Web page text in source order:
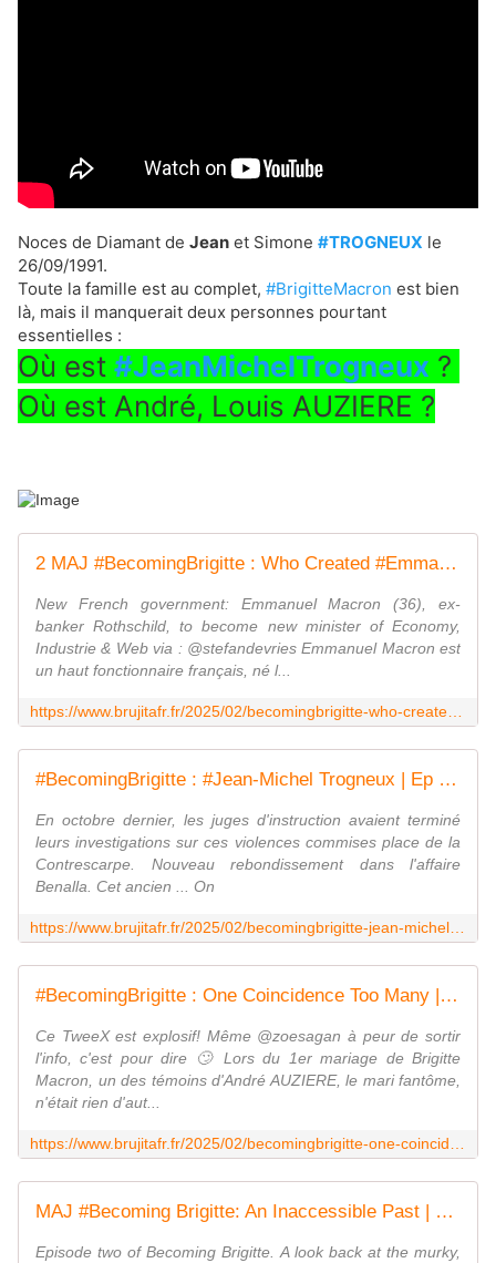
Noces de Diamant de Jean et Simone #TROGNEUX le
26/09/1991.
Toute la famille est au complet, #BrigitteMacron est bien
là, mais il manquerait deux personnes pourtant
essentielles :
Où est #JeanMichelTrogneux ?
Où est André, Louis AUZIERE ?
2 MAJ #BecomingBrigitte : Who Created #Emmanuel Jean-Michel #Macron ? | Ep 5 by #CandaceOwens - MOINS de BIENS PLUS de LIENS
New French government: Emmanuel Macron (36), ex-
banker Rothschild, to become new minister of Economy,
Industrie & Web via : @stefandevries Emmanuel Macron est
un haut fonctionnaire français, né l...
#BecomingBrigitte : #Jean-Michel Trogneux | Ep 4 by #CandaceOwens - MOINS de BIENS PLUS de LIENS
En octobre dernier, les juges d'instruction avaient terminé
leurs investigations sur ces violences commises place de la
Contrescarpe. Nouveau rebondissement dans l'affaire
Benalla. Cet ancien ... On
#BecomingBrigitte : One Coincidence Too Many | Ep 3 by #CandaceOwens - MOINS de BIENS PLUS de LIENS
Ce TweeX est explosif! Même @zoesagan à peur de sortir
l'info, c'est pour dire 🙄 Lors du 1er mariage de Brigitte
Macron, un des témoins d'André AUZIERE, le mari fantôme,
n'était rien d'aut...
MAJ #Becoming Brigitte: An Inaccessible Past | Ep 2 by #CandaceOwens ( le fils de Jean-Michel Trogneux, prénommé Jean-Jacques....) - MOINS de BIENS PLUS de LIENS
Episode two of Becoming Brigitte. A look back at the murky,